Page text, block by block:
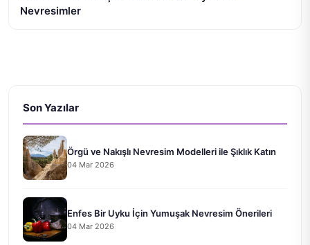
Nevresimler
Son Yazılar
Örgü ve Nakışlı Nevresim Modelleri ile Şıklık Katın
04 Mar 2026
Enfes Bir Uyku İçin Yumuşak Nevresim Önerileri
04 Mar 2026